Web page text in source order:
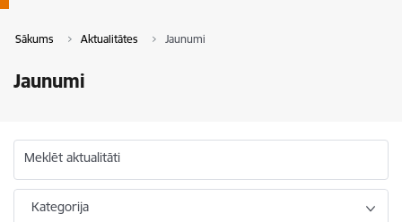
Sākums Aktualitātes Jaunumi
Jaunumi
Meklēt aktualitāti
Kategorija